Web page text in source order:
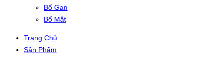
Bổ Gan
Bổ Mắt
Trang Chủ
Sản Phẩm